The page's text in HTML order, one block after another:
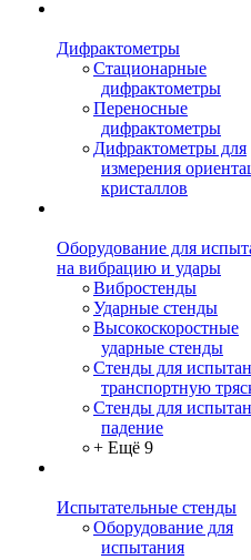
Дифрактометры
Стационарные
дифрактометры
Переносные
дифрактометры
Дифрактометры для
измерения
кристаллов
Оборудование для
на вибрацию и удары
Вибростенды
Ударные стенды
Высокоскоростные
ударные стенды
Стенды для
транспортную
Стенды для
падение
+ Ещё 9
Испытательные стенды
Оборудование для
испытания